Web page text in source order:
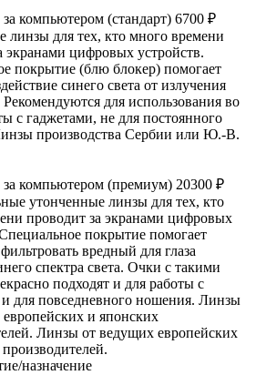
компьютером (стандарт) 6700 ₽
линзы для тех, кто много времени
экранами цифровых устройств.
покрытие (блю блокер) помогает
синего света от излучения
для использования во
с гаджетами, не для постоянного
производства Сербии или Ю.-В.
за компьютером (премиум) 20300 ₽
утонченные линзы для тех, кто
проводит за экранами цифровых
покрытие помогает
вредный для глаза
спектра света. Очки с такими
подходят и для работы с
для повседневного ношения. Линзы
и японских
Линзы от ведущих европейских
назначение